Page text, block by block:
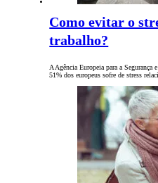
Como evitar o
trabalho?
A Agência Europeia para a
51% dos europeus sofre de stress